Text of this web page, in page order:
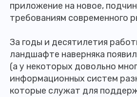
приложение на новое,
требованиям современного
За годы и десятилетия
ландшафте наверняка
(а у некоторых довольно
информационных систем
которые служат для